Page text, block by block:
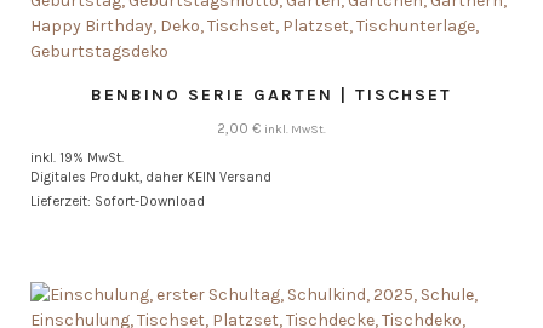
BENBINO SERIE GARTEN | TISCHSET
2,00 € inkl. MwSt.
inkl. 19% MwSt.
Digitales Produkt, daher KEIN Versand
Lieferzeit: Sofort-Download